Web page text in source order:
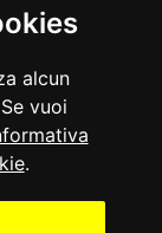
alcun
vuoi
.